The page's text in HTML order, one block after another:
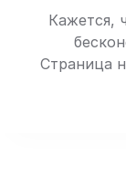
Кажется,
Страница